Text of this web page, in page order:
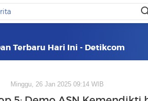
Terbaru Hari Ini - Detikcom
Minggu, 26 Jan 2025 09:14 WIB